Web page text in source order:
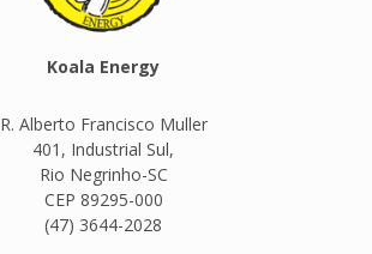
Koala Energy
R. Alberto Francisco Muller
401, Industrial Sul,
Rio Negrinho-SC
CEP 89295-000
(47) 3644-2028